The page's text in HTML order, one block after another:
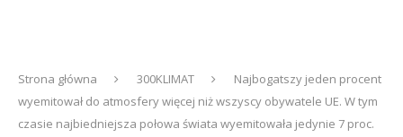
Strona główna 300KLIMAT
Najbogatszy jeden procent
wyemitował do atmosfery więcej niż wszyscy obywatele UE. W tym
czasie najbiedniejsza połowa świata wyemitowała jedynie 7 proc.